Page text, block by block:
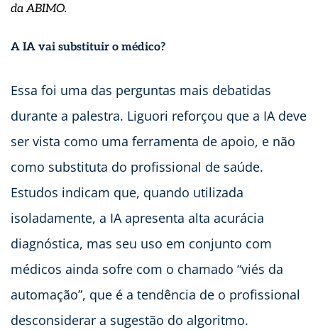
da ABIMO.
A IA vai substituir o médico?
Essa foi uma das perguntas mais debatidas
durante a palestra. Liguori reforçou que a IA deve
ser vista como uma ferramenta de apoio, e não
como substituta do profissional de saúde.
Estudos indicam que, quando utilizada
isoladamente, a IA apresenta alta acurácia
diagnóstica, mas seu uso em conjunto com
médicos ainda sofre com o chamado “viés da
automação”, que é a tendência de o profissional
desconsiderar a sugestão do algoritmo.